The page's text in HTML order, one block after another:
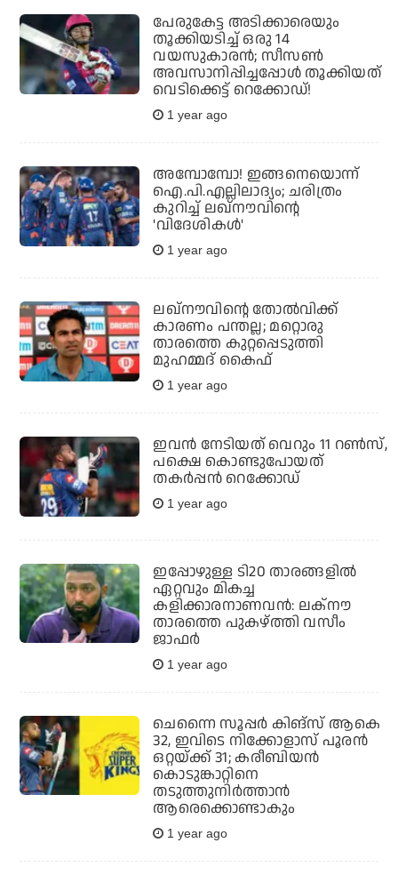
പേരുകേട്ട അടിക്കാരെയും
തൂക്കിയടിച്ച് ഒരു 14
വയസുകാരന്‍; സീസണ്‍
അവസാനിപ്പിച്ചപ്പോള്‍ തൂക്കിയത്
വെടിക്കെട്ട് റെക്കോഡ്!
1 year ago
അമ്പോമ്പോ! ഇങ്ങനെയൊന്ന്
ഐ.പി.എല്ലിലാദ്യം; ചരിത്രം
കുറിച്ച് ലഖ്നൗവിന്റെ
'വിദേശികള്‍'
1 year ago
ലഖ്‌നൗവിന്റെ തോല്‍വിക്ക്
കാരണം പന്തല്ല; മറ്റൊരു
താരത്തെ കുറ്റപ്പെടുത്തി
മുഹമ്മദ് കൈഫ്
1 year ago
ഇവന്‍ നേടിയത് വെറും 11 റണ്‍സ്,
പക്ഷെ കൊണ്ടുപോയത്
തകര്‍പ്പന്‍ റെക്കോഡ്
1 year ago
ഇപ്പോഴുള്ള ടി20 താരങ്ങളില്‍
ഏറ്റവും മികച്ച
കളിക്കാരനാണവന്‍: ലക്‌നൗ
താരത്തെ പുകഴ്ത്തി വസീം
ജാഫര്‍
1 year ago
ചെന്നൈ സൂപ്പര്‍ കിങ്‌സ് ആകെ
32, ഇവിടെ നിക്കോളാസ് പൂരന്‍
ഒറ്റയ്ക്ക് 31; കരീബിയന്‍
കൊടുങ്കാറ്റിനെ
തടുത്തുനിര്‍ത്താന്‍
ആരെക്കൊണ്ടാകും
1 year ago